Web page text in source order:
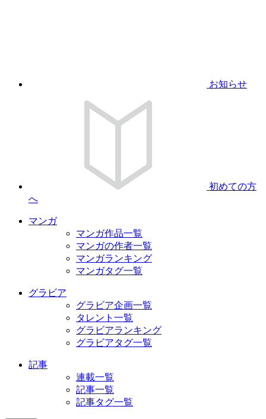
お知らせ
初めての方
へ
マンガ
マンガ作品一覧
マンガの作者一覧
マンガランキング
マンガタグ一覧
グラビア
グラビア企画一覧
タレント一覧
グラビアランキング
グラビアタグ一覧
記事
連載一覧
記事一覧
記事タグ一覧